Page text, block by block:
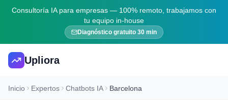
Consultoría IA para empresas — 100% remoto, trabajamos con
tu equipo in-house
Diagnóstico gratuito 30 min
Upliora
Inicio Expertos Chatbots IA Barcelona